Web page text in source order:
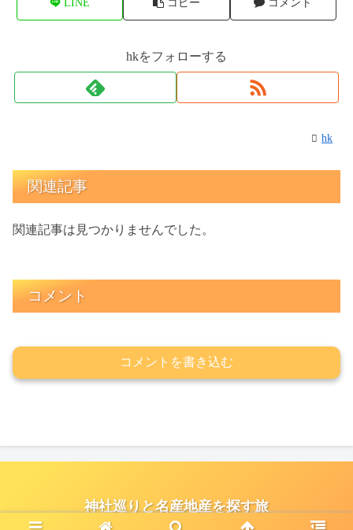
LINE コピー コメント
hkをフォローする
hk
関連記事
関連記事は見つかりませんでした。
コメント
コメントを書き込む
神社巡りと名産地産を探す旅